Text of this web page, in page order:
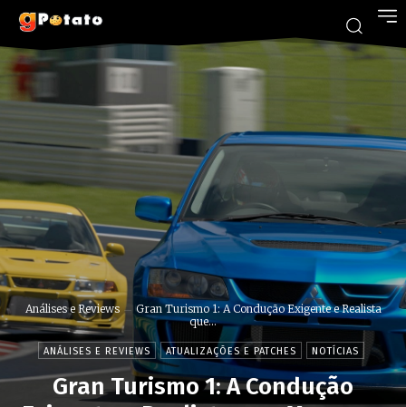
Análises e Reviews
Gran Turismo 1: A Condução Exigente e Realista
que...
ANÁLISES E REVIEWS ATUALIZAÇÕES E PATCHES NOTÍCIAS
Gran Turismo 1: A Condução